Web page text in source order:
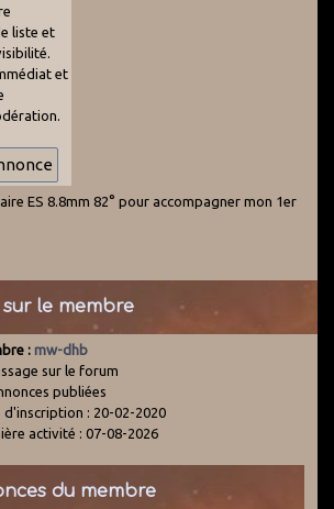
liste et
et
ES 8.8mm 82° pour accompagner mon 1er
le membre
: mw-dhb
sur le forum
publiées
d'inscription : 20-02-2020
activité : 07-08-2026
du membre